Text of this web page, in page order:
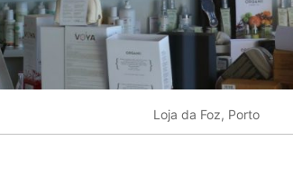
Loja da Foz, Porto